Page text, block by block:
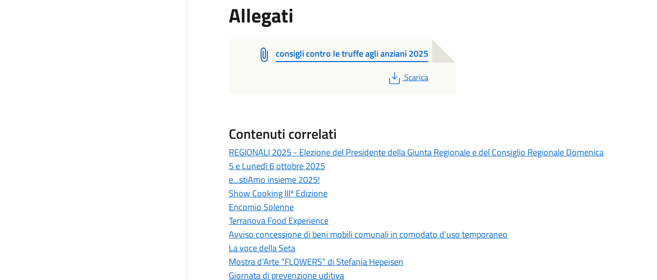
Allegati
consigli contro le truffe agli anziani 2025
PDF
Scarica
Contenuti correlati
REGIONALI 2025 - Elezione del Presidente della Giunta Regionale e del Consiglio Regionale Domenica
5 e Lunedì 6 ottobre 2025
e...stiAmo insieme 2025!
Show Cooking IIIº Edizione
Encomio Solenne
Terranova Food Experience
Avviso concessione di beni mobili comunali in comodato d'uso temporaneo
La voce della Seta
Mostra d’Arte “FLOWERS” di Stefania Hepeisen
Giornata di prevenzione uditiva